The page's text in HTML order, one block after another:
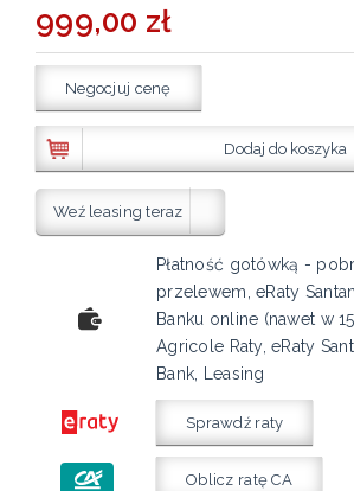
999,00 zł
Negocjuj cenę
Dodaj do koszyka
Weź leasing teraz
Płatność gotówką -
przelewem, eRaty
Banku online (nawet w
Agricole Raty, eRaty
Bank, Leasing
Sprawdź raty
Oblicz ratę CA